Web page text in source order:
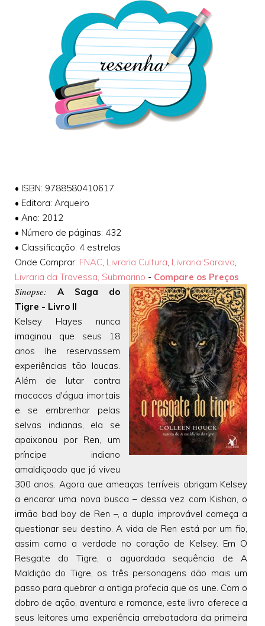
• ISBN: 9788580410617
• Editora: Arqueiro
• Ano: 2012
• Número de páginas: 432
• Classificação: 4 estrelas
Onde Comprar: FNAC, Livraria Cultura, Livraria Saraiva,
Livraria da Travessa, Submarino - Compare os Preços
Sinopse: A Saga do
Tigre - Livro II
Kelsey Hayes nunca
imaginou que seus 18
anos lhe reservassem
experiências tão loucas.
Além de lutar contra
macacos d'água imortais
e se embrenhar pelas
selvas indianas, ela se
apaixonou por Ren, um
príncipe indiano
amaldiçoado que já viveu
300 anos. Agora que ameaças terríveis obrigam Kelsey
a encarar uma nova busca – dessa vez com Kishan, o
irmão bad boy de Ren –, a dupla improvável começa a
questionar seu destino. A vida de Ren está por um fio,
assim como a verdade no coração de Kelsey. Em O
Resgate do Tigre, a aguardada sequência de A
Maldição do Tigre, os três personagens dão mais um
passo para quebrar a antiga profecia que os une. Com o
dobro de ação, aventura e romance, este livro oferece a
seus leitores uma experiência arrebatadora da primeira